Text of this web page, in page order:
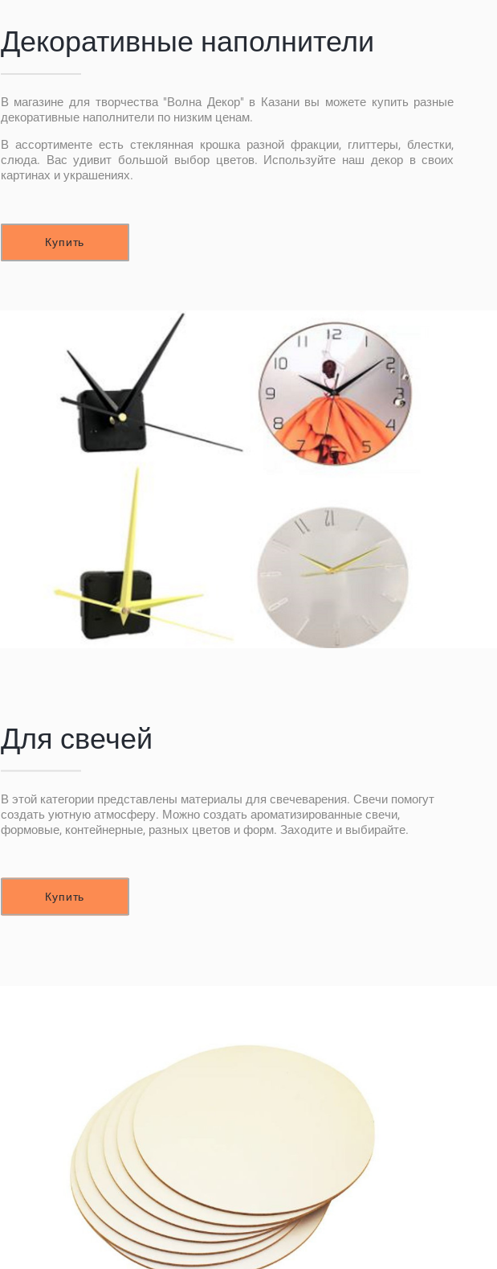
Декоративные наполнители
В магазине для творчества "Волна Декор" в Казани вы можете купить разные
декоративные наполнители по низким ценам.
В ассортименте есть стеклянная крошка разной фракции, глиттеры, блестки,
слюда. Вас удивит большой выбор цветов. Используйте наш декор в своих
картинах и украшениях.
Купить
Для свечей
В этой категории представлены материалы для свечеварения. Свечи помогут
создать уютную атмосферу. Можно создать ароматизированные свечи,
формовые, контейнерные, разных цветов и форм. Заходите и выбирайте.
Купить